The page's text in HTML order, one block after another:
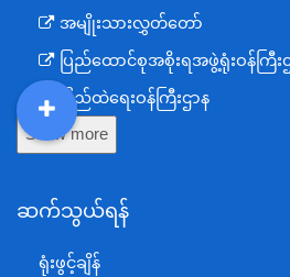
အမျိုးသားလွှတ်တော်
ပြည်ထောင်စုအစိုးရအဖွဲ့ရုံးဝန်ကြီး
ပြည်ထဲရေးဝန်ကြီးဌာန
ကာကွယ်ရေးဝန်ကြီးဌာန
စီမံကိန်း၊ဘဏ္ဍာရေးနှင့်စက်မှုဝန်ကြီး
Show more
ဆက်သွယ်ရန်
ရုံးဖွင့်ချိန်
DDM